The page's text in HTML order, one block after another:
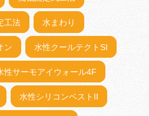
工法 水まわり
ン 水性クールテクトSI
性サーモアイウォール4F
水性シリコンベストII